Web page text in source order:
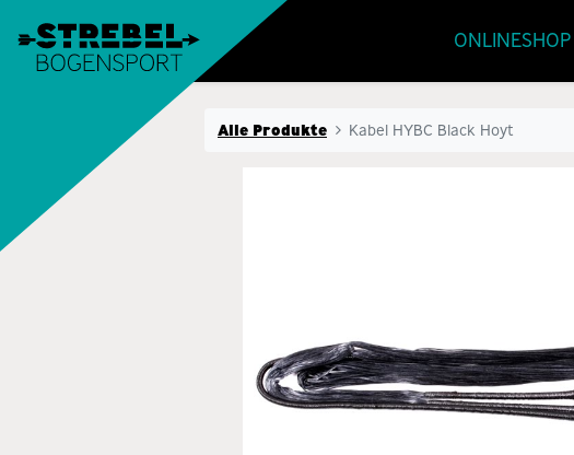
ONLINESHOP
Alle Produkte Kabel HYBC Black Hoyt